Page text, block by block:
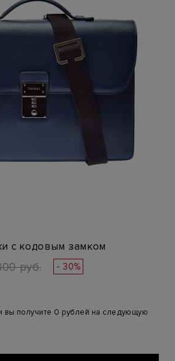
с кодовым замком
руб. - 30%
вы получите 0 рублей на следующую